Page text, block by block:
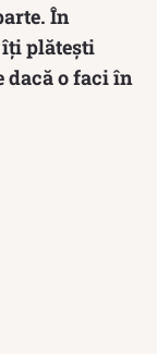
În
îți plătești
dacă o faci în